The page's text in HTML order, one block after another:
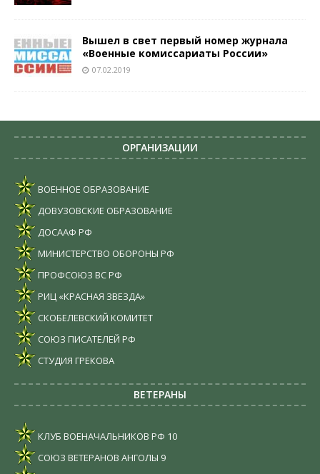
Вышел в свет первый номер журнала
«Военные комиссариаты России»
07.02.2019
ОРГАНИЗАЦИИ
ВОЕННОЕ ОБРАЗОВАНИЕ
ДОВУЗОВСКИЕ ОБРАЗОВАНИЕ
ДОСААФ РФ
МИНИСТЕРСТВО ОБОРОНЫ РФ
ПРОФСОЮЗ ВС РФ
РИЦ «КРАСНАЯ ЗВЕЗДА»
СКОБЕЛЕВСКИЙ КОМИТЕТ
СОЮЗ ПИСАТЕЛЕЙ РФ
СТУДИЯ ГРЕКОВА
ВЕТЕРАНЫ
КЛУБ ВОЕНАЧАЛЬНИКОВ РФ 10
СОЮЗ ВЕТЕРАНОВ АНГОЛЫ 9